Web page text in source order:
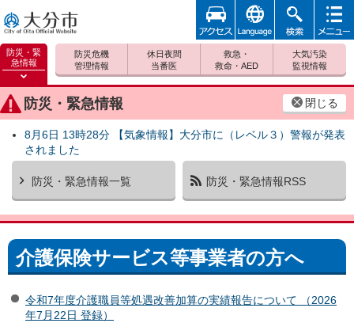
大分市
防災・緊
急情報
防災緊
急情報
を開く
防災・緊急情報 閉じる
8月6日 13時28分 【気象情報】大分市に（レベル３）警報が発表
されました
防災・緊急情報一覧 防災・緊急情報RSS
防災危機
管理情報
休日夜間
当番医
救急・
救命・AED
大気汚染
監視情報
アクセ
ス
foreign 検索
メニュ
介護保険サービス等事業者の方へ
令和7年度介護職員等処遇改善加算の実績報告について （2026
年7月22日 登録）